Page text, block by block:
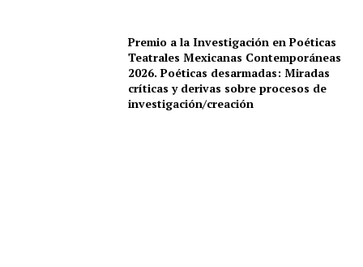
Premio a la Investigación en Poéticas
Teatrales Mexicanas Contemporáneas
2026. Poéticas desarmadas: Miradas
críticas y derivas sobre procesos de
investigación/creación